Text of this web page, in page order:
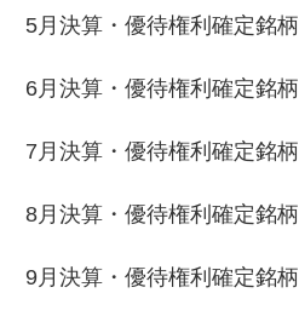
5月決算・優待権利確定銘柄
6月決算・優待権利確定銘柄
7月決算・優待権利確定銘柄
8月決算・優待権利確定銘柄
9月決算・優待権利確定銘柄